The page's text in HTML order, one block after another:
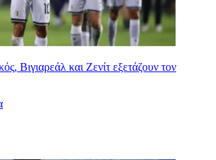
Βιγιαρεάλ και Ζενίτ εξετάζουν τον